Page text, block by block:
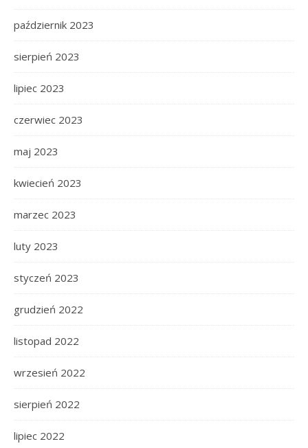
październik 2023
sierpień 2023
lipiec 2023
czerwiec 2023
maj 2023
kwiecień 2023
marzec 2023
luty 2023
styczeń 2023
grudzień 2022
listopad 2022
wrzesień 2022
sierpień 2022
lipiec 2022